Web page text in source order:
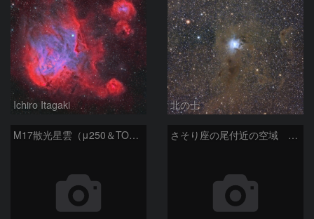
Ichiro Itagaki 北の士
M17散光星雲（μ250＆TOA130） さそり座の尾付近の空域 260718